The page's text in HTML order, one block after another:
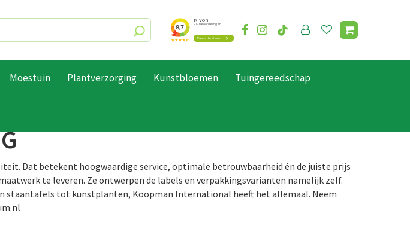
Moestuin Plantverzorging Kunstbloemen Tuingereedschap
Dat betekent hoogwaardige service, optimale betrouwbaarheid én de juiste prijs
te leveren. Ze ontwerpen de labels en verpakkingsvarianten namelijk zelf.
staantafels tot kunstplanten, Koopman International heeft het allemaal. Neem